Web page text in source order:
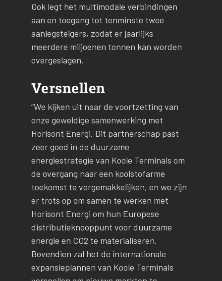
Ook legt het multimodale verbindingen
aan en toegang tot tenminste twee
aanlegsteigers, zodat er jaarlijks
meerdere miljoenen tonnen kan worden
overgeslagen.
Versnellen
“We kijken uit naar de voortzetting van
onze geweldige samenwerking met
Horisont Energi. Dit partnerschap past
zeer goed in de duurzame
energiestrategie van Koole Terminals om
de overgang naar een koolstofarme
toekomst te vergemakkelijken, en we zijn
er trots op om samen te werken met
Horisont Energi om hun Europese
distributieknooppunt voor duurzame
energie en CO2 te materialiseren.
Bovendien zal het de internationale
expansieplannen van Koole Terminals